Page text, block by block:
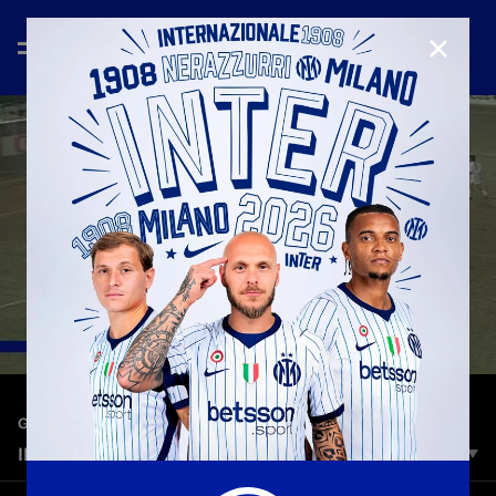
GOALS COMPILATION— 26 giu 2026
INTER GOALS | IN GIRO PER IL MONDO
Vivi un viaggio internazionale per natura, sulle orme dei gol